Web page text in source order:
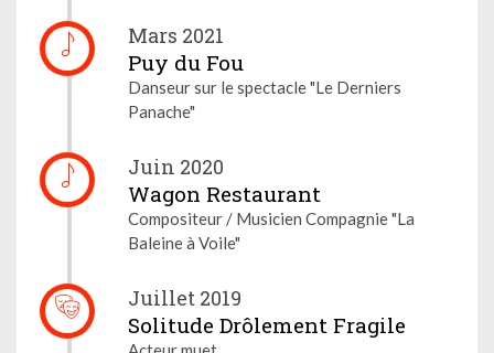
Mars 2021
Puy du Fou
Danseur sur le spectacle "Le Derniers
Panache"
Juin 2020
Wagon Restaurant
Compositeur / Musicien Compagnie "La
Baleine à Voile"
Juillet 2019
Solitude Drôlement Fragile